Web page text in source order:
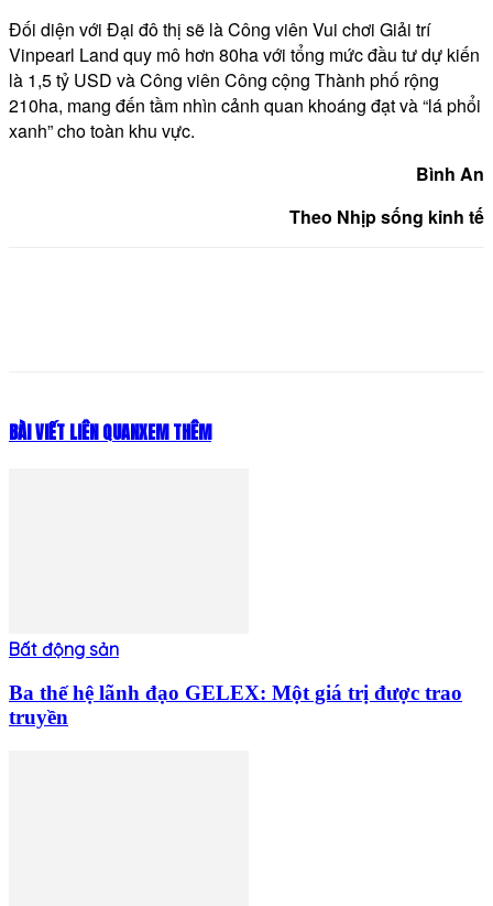
Đối diện với Đại đô thị sẽ là Công viên Vui chơi Giải trí
Vinpearl Land quy mô hơn 80ha với tổng mức đầu tư dự kiến
là 1,5 tỷ USD và Công viên Công cộng Thành phố rộng
210ha, mang đến tầm nhìn cảnh quan khoáng đạt và “lá phổi
xanh” cho toàn khu vực.
Bình An
Theo Nhịp sống kinh tế
BÀI VIẾT LIÊN QUANXEM THÊM
Bất động sản
Ba thế hệ lãnh đạo GELEX: Một giá trị được trao
truyền